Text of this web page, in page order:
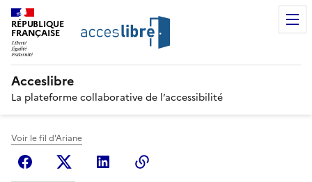
RÉPUBLIQUE
FRANÇAISE
Acceslibre
La plateforme collaborative de l’accessibilité
Voir le fil d'Ariane
FacebookX (anciennement Twitter)
Linkedin